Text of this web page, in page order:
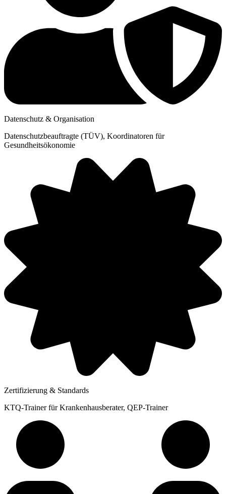
Datenschutz & Organisation
Datenschutzbeauftragte (TÜV), Koordinatoren für
Gesundheitsökonomie
Zertifizierung & Standards
KTQ-Trainer für Krankenhausberater, QEP-Trainer